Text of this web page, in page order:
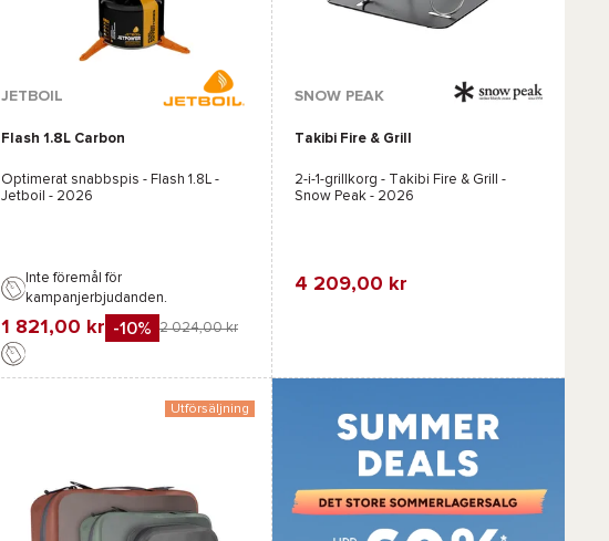
JETBOIL
Flash 1.8L Carbon
Optimerat snabbspis - Flash 1.8L -
Jetboil - 2026
Inte föremål för
kampanjerbjudanden.
1 821,00 kr -10% 2 024,00 kr
SNOW PEAK
Takibi Fire & Grill
2-i-1-grillkorg - Takibi Fire & Grill -
Snow Peak- 2026
4 209,00 kr
Utförsäljning